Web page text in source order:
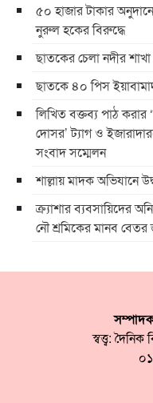
৫০ হাজার টাকার
নুরুল হকের বিরুদ্ধে
ছাতকের চেলা নদীর
ছাতকে ৪০ পিস
লিখিত বক্তব্য পাঠ করার
দোসর’ ট্যাগ ও
সংবাদ সম্মেলন
শাল্লায় মাদক অভিযানে
ক্র্যাশার ব্যবসায়িদের
নৌ শ্রমিকের মানব
স্বত্ত্ব: